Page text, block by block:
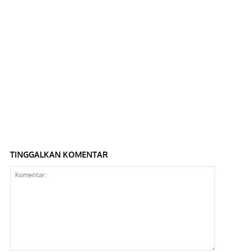
TINGGALKAN KOMENTAR